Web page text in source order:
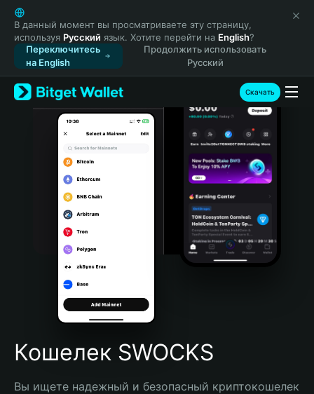
English
日本語
Tiếng Việt
Русский
Español (Latinoamérica)
Türkçe
Italiano
Português (Portugal)
Bahasa Indonesia
Português (Brasil)
Español (Argentina)
В данный момент вы просматриваете эту страницу,
используя Русский язык. Хотите перейти на English?
Переключитесь
на English
Продолжить использовать
Русский
Скачать
Кошелек SWOCKS
Вы ищете надежный и безопасный криптокошелек